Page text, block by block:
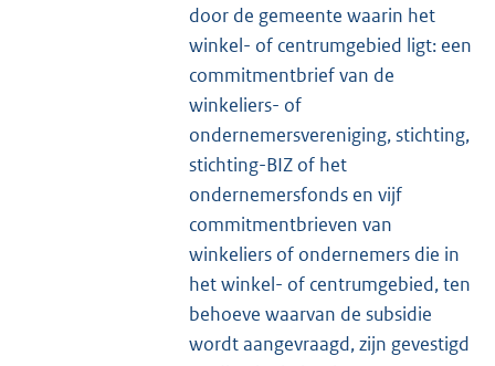
door de gemeente waarin het
winkel- of centrumgebied ligt: een
commitmentbrief van de
winkeliers- of
ondernemersvereniging, stichting,
stichting-BIZ of het
ondernemersfonds en vijf
commitmentbrieven van
winkeliers of ondernemers die in
het winkel- of centrumgebied, ten
behoeve waarvan de subsidie
wordt aangevraagd, zijn gevestigd